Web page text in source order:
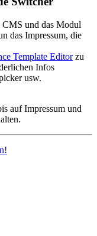
CMS und das Modul
das Impressum, die
Template Editorzu
Infos
usw.
auf Impressum und